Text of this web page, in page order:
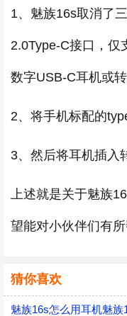
1、魅族16s取消了
2.0Type-C接口，仅
数字USB-C耳机或转
2、将手机标配的
3、然后将耳机插入
上述就是关于魅族
望能对小伙伴们有所
猜你喜欢
魅族16s怎么用耳机魅